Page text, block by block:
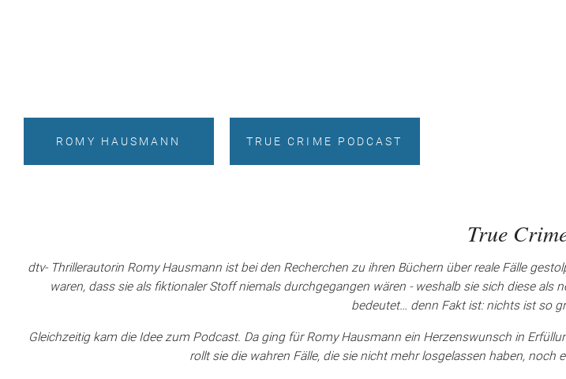
ROMY HAUSMANN TRUE CRIME PODCAST
True
dtv- Thrillerautorin Romy Hausmann ist bei den Recherchen zu ihren Büchern über reale Fälle
waren, dass sie als fiktionaler Stoff niemals durchgegangen wären - weshalb sie sich diese
bedeutet… denn Fakt ist: nichts ist so
Gleichzeitig kam die Idee zum Podcast. Da ging für Romy Hausmann ein Herzenswunsch in
rollt sie die wahren Fälle, die sie nicht mehr losgelassen haben,